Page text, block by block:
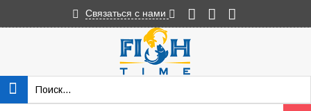
Связаться с нами